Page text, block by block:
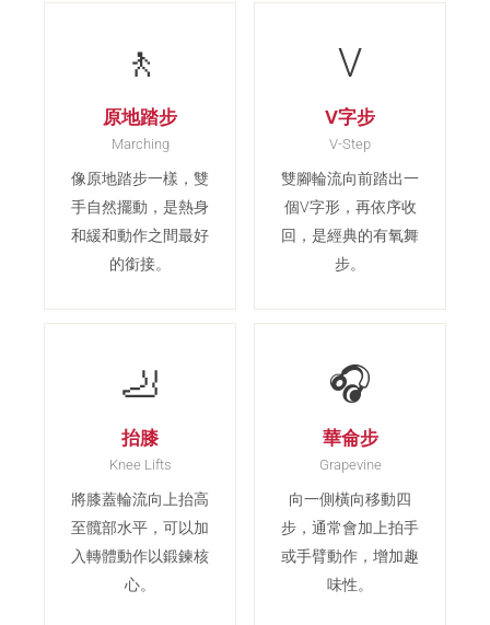
🚶
原地踏步
Marching
像原地踏步一樣，雙
手自然擺動，是熱身
和緩和動作之間最好
的銜接。
V
V字步
V-Step
雙腳輪流向前踏出一
個V字形，再依序收
回，是經典的有氧舞
步。
🦶
抬膝
Knee Lifts
將膝蓋輪流向上抬高
至髖部水平，可以加
入轉體動作以鍛鍊核
心。
🎧
華侖步
Grapevine
向一側橫向移動四
步，通常會加上拍手
或手臂動作，增加趣
味性。